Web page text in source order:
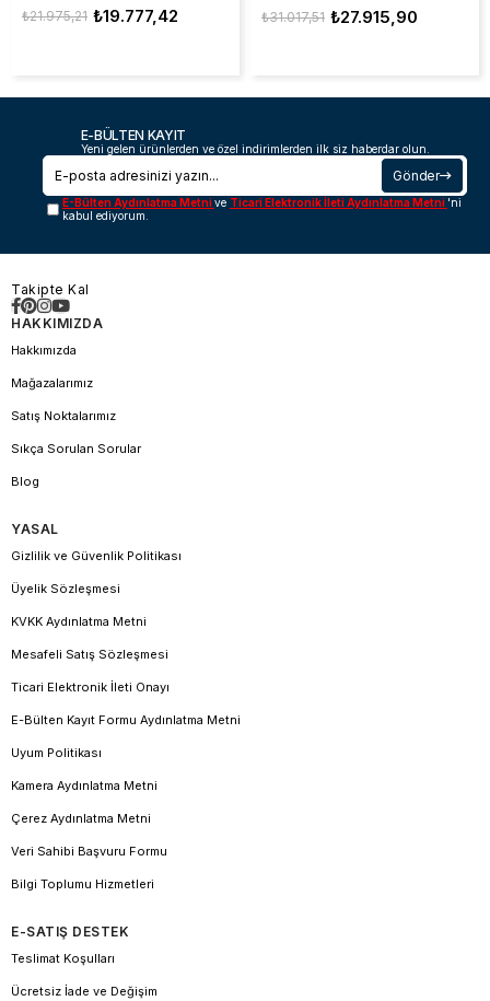
₺19.777,42
₺21.975,21 ₺27.915,90
₺31.017,51
E-BÜLTEN KAYIT
Yeni gelen ürünlerden ve özel indirimlerden ilk siz haberdar olun.
Gönder
E-Bülten Aydınlatma Metnive Ticari Elektronik İleti Aydınlatma Metni 'ni
kabul ediyorum.
Takipte Kal
HAKKIMIZDA
Hakkımızda
Mağazalarımız
Satış Noktalarımız
Sıkça Sorulan Sorular
Blog
YASAL
Gizlilik ve Güvenlik Politikası
Üyelik Sözleşmesi
KVKK Aydınlatma Metni
Mesafeli Satış Sözleşmesi
Ticari Elektronik İleti Onayı
E-Bülten Kayıt Formu Aydınlatma Metni
Uyum Politikası
Kamera Aydınlatma Metni
Çerez Aydınlatma Metni
Veri Sahibi Başvuru Formu
Bilgi Toplumu Hizmetleri
E-SATIŞ DESTEK
Teslimat Koşulları
Ücretsiz İade ve Değişim